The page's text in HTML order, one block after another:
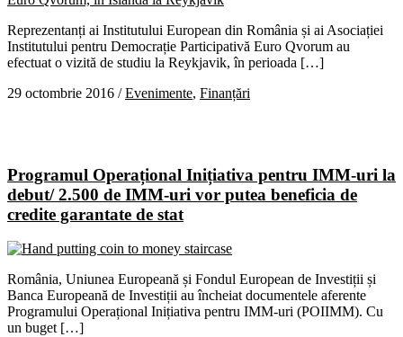
Reprezentanți ai Institutului European din România și ai Asociației
Institutului pentru Democrație Participativă Euro Qvorum au
efectuat o vizită de studiu la Reykjavik, în perioada […]
29 octombrie 2016 /Evenimente, Finanțări
Programul Operațional Inițiativa pentru IMM-uri la
debut/ 2.500 de IMM-uri vor putea beneficia de
credite garantate de stat
România, Uniunea Europeană și Fondul European de Investiții și
Banca Europeană de Investiții au încheiat documentele aferente
Programului Operațional Inițiativa pentru IMM-uri (POIIMM). Cu
un buget […]